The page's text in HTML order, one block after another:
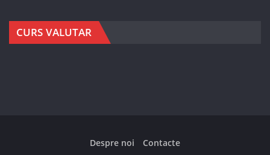
CURS VALUTAR
Despre noi Contacte